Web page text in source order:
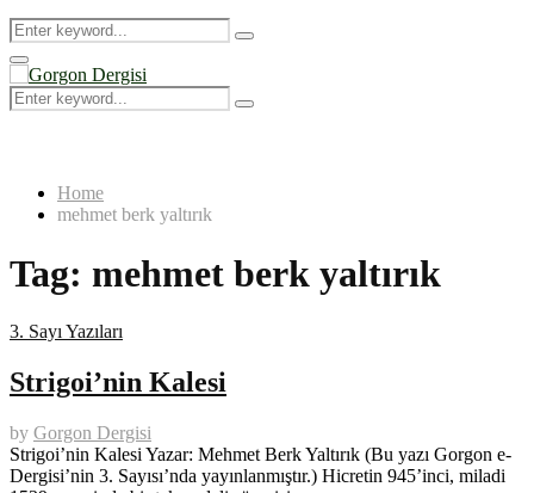
Search
for:
Search
Primary
Menu
Search
for:
Search
Home
mehmet berk yaltırık
Tag: mehmet berk yaltırık
3. Sayı Yazıları
Strigoi’nin Kalesi
by Gorgon Dergisi
Strigoi’nin Kalesi Yazar: Mehmet Berk Yaltırık (Bu yazı Gorgon e-
Dergisi’nin 3. Sayısı’nda yayınlanmıştır.) Hicretin 945’inci, miladi